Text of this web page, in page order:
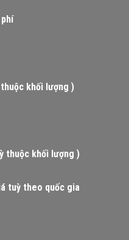
khối lượng )
thuộc khối lượng )
tuỳ theo quốc gia